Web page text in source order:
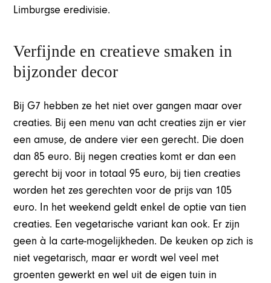
Limburgse eredivisie.
Verfijnde en creatieve smaken in
bijzonder decor
Bij G7 hebben ze het niet over gangen maar over
creaties. Bij een menu van acht creaties zijn er vier
een amuse, de andere vier een gerecht. Die doen
dan 85 euro. Bij negen creaties komt er dan een
gerecht bij voor in totaal 95 euro, bij tien creaties
worden het zes gerechten voor de prijs van 105
euro. In het weekend geldt enkel de optie van tien
creaties. Een vegetarische variant kan ook. Er zijn
geen à la carte-mogelijkheden. De keuken op zich is
niet vegetarisch, maar er wordt wel veel met
groenten gewerkt en wel uit de eigen tuin in